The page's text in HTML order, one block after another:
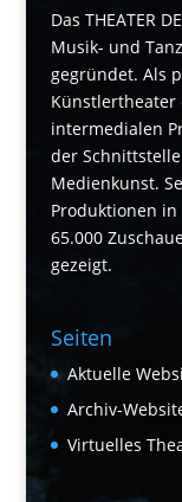
Das THEATER
Musik- und
gegründet. Als
Künstlertheater
intermedialen
der
Medienkunst.
Produktionen
65.000
gezeigt.
Seiten
Aktuelle
Archiv-
Virtuelles